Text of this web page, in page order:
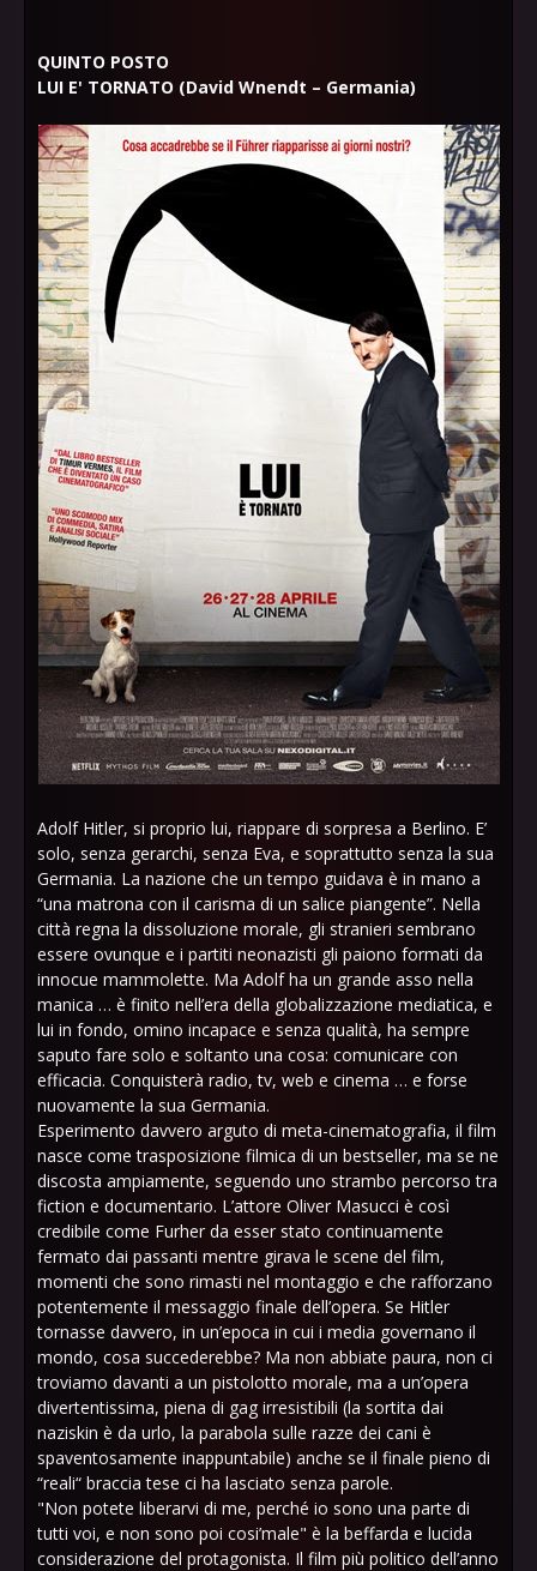
QUINTO POSTO
LUI E' TORNATO (David Wnendt – Germania)
Adolf Hitler, si proprio lui, riappare di sorpresa a Berlino. E’
solo, senza gerarchi, senza Eva, e soprattutto senza la sua
Germania. La nazione che un tempo guidava è in mano a
“una matrona con il carisma di un salice piangente”. Nella
città regna la dissoluzione morale, gli stranieri sembrano
essere ovunque e i partiti neonazisti gli paiono formati da
innocue mammolette. Ma Adolf ha un grande asso nella
manica … è finito nell’era della globalizzazione mediatica, e
lui in fondo, omino incapace e senza qualità, ha sempre
saputo fare solo e soltanto una cosa: comunicare con
efficacia. Conquisterà radio, tv, web e cinema … e forse
nuovamente la sua Germania.
Esperimento davvero arguto di meta-cinematografia, il film
nasce come trasposizione filmica di un bestseller, ma se ne
discosta ampiamente, seguendo uno strambo percorso tra
fiction e documentario. L’attore Oliver Masucci è così
credibile come Furher da esser stato continuamente
fermato dai passanti mentre girava le scene del film,
momenti che sono rimasti nel montaggio e che rafforzano
potentemente il messaggio finale dell’opera. Se Hitler
tornasse davvero, in un’epoca in cui i media governano il
mondo, cosa succederebbe? Ma non abbiate paura, non ci
troviamo davanti a un pistolotto morale, ma a un’opera
divertentissima, piena di gag irresistibili (la sortita dai
naziskin è da urlo, la parabola sulle razze dei cani è
spaventosamente inappuntabile) anche se il finale pieno di
“reali“ braccia tese ci ha lasciato senza parole.
"Non potete liberarvi di me, perché io sono una parte di
tutti voi, e non sono poi cosi’male" è la beffarda e lucida
considerazione del protagonista. Il film più politico dell’anno